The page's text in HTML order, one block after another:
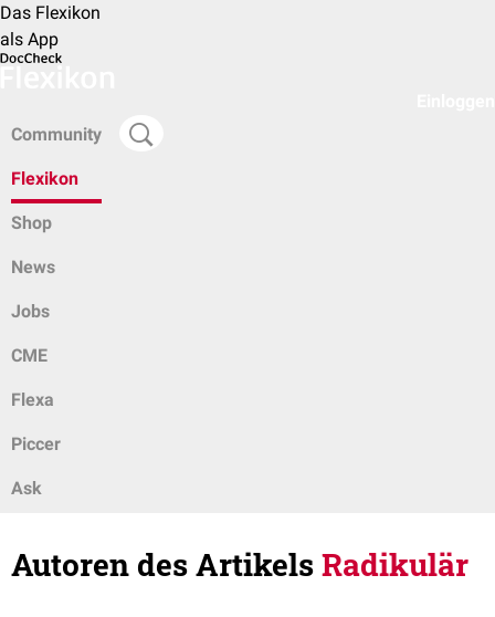
Das Flexikon
als App
Community
Flexikon
Shop
News
Jobs
CME
Flexa
Piccer
Ask
Autoren des ArtikelsRadikulär